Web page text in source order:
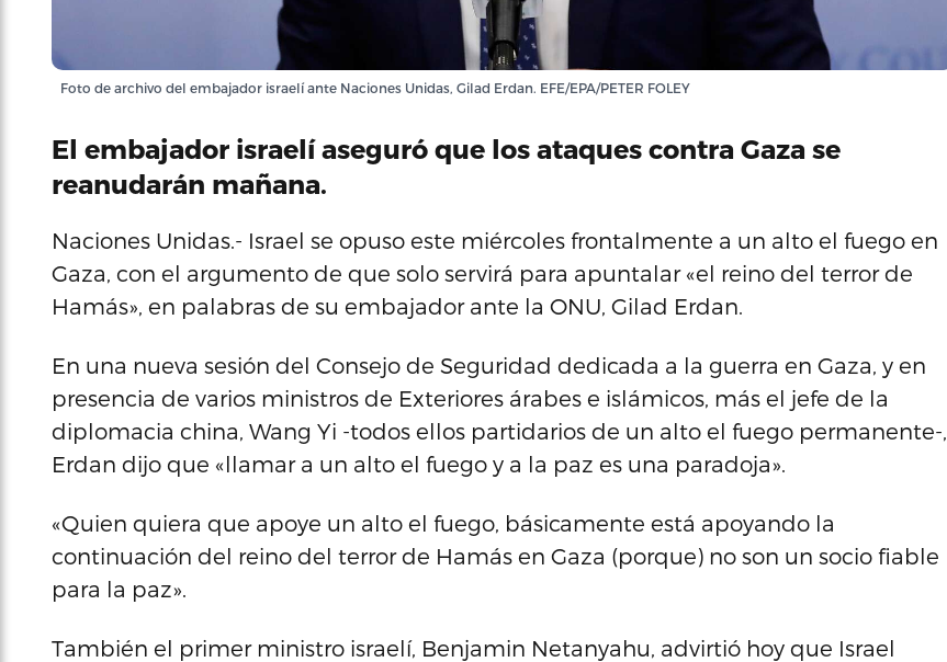
Foto de archivo del embajador israelí ante Naciones Unidas, Gilad Erdan. EFE/EPA/PETER FOLEY
El embajador israelí aseguró que los ataques contra Gaza se
reanudarán mañana.
Naciones Unidas.- Israel se opuso este miércoles frontalmente a un alto el fuego en
Gaza, con el argumento de que solo servirá para apuntalar «el reino del terror de
Hamás», en palabras de su embajador ante la ONU, Gilad Erdan.
En una nueva sesión del Consejo de Seguridad dedicada a la guerra en Gaza, y en
presencia de varios ministros de Exteriores árabes e islámicos, más el jefe de la
diplomacia china, Wang Yi -todos ellos partidarios de un alto el fuego permanente-,
Erdan dijo que «llamar a un alto el fuego y a la paz es una paradoja».
«Quien quiera que apoye un alto el fuego, básicamente está apoyando la
continuación del reino del terror de Hamás en Gaza (porque) no son un socio fiable
para la paz».
También el primer ministro israelí, Benjamin Netanyahu, advirtió hoy que Israel